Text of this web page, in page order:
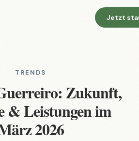
Jetzt
TRENDS
Zukunft,
& Leistungen im
2026